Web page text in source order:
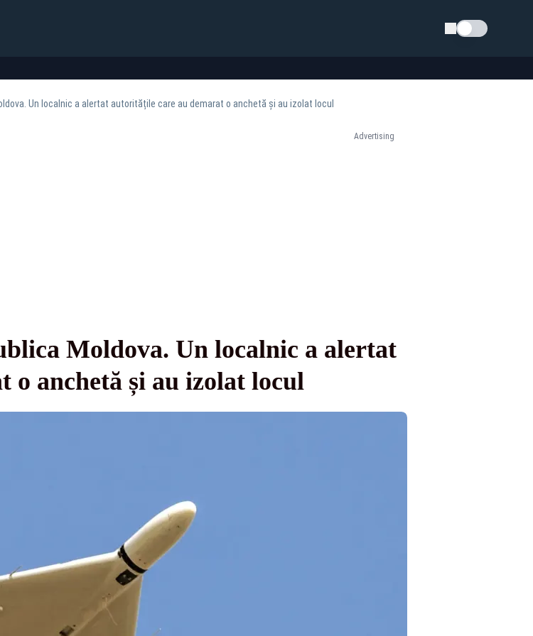
Schimba tema
Un localnic a alertat autoritățile care au demarat o anchetă și au izolat locul
Advertising
Moldova. Un localnic a alertat
o anchetă și au izolat locul